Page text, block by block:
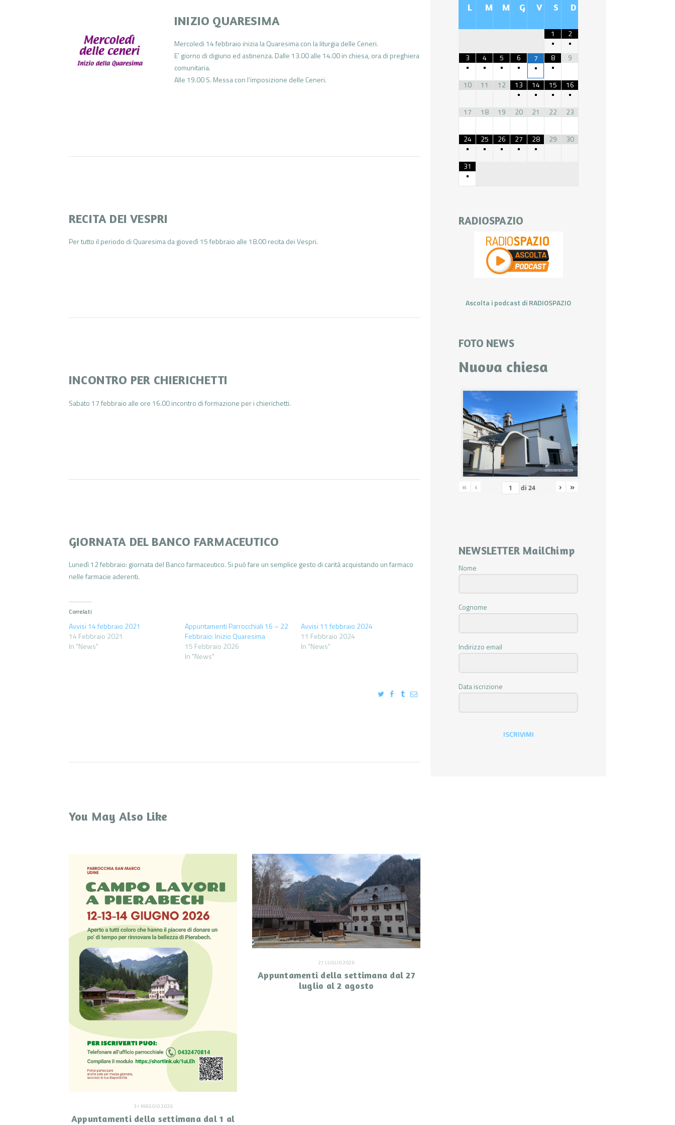
INIZIO QUARESIMA
Mercoledi 14 febbraio inizia la Quaresima con la liturgia delle Ceneri.
E’ giorno di digiuno ed astinenza. Dalle 13.00 alle 14.00 in chiesa, ora di preghiera
comunitaria.
Alle 19.00 S. Messa con l’imposizione delle Ceneri.
RECITA DEI VESPRI
Per tutto il periodo di Quaresima da giovedì 15 febbraio alle 18.00 recita dei Vespri.
INCONTRO PER CHIERICHETTI
Sabato 17 febbraio alle ore 16.00 incontro di formazione per i chierichetti.
GIORNATA DEL BANCO FARMACEUTICO
Lunedì 12 febbraio: giornata del Banco farmaceutico. Si può fare un semplice gesto di carità acquistando un farmaco
nelle farmacie aderenti.
Correlati
Avvisi 14 febbraio 2021
14 Febbraio 2021
In "News"
Appuntamenti Parrocchiali 16 – 22
Febbraio: Inizio Quaresima
15 Febbraio 2026
In "News"
Avvisi 11 febbraio 2024
11 Febbraio 2024
In "News"
You May Also Like
31 MAGGIO 2026
Appuntamenti della settimana dal 1 al
27 LUGLIO 2026
Appuntamenti della settimana dal 27
luglio al 2 agosto
L M M G V S D
1
•
2
•
3
•
4
•
5
•
6
•
7
•
8
•
9
10 11 12
13
•
14
•
15
•
16
•
17
18 19 20 21 22 23
24
•
25
•
26
•
27
•
28
•
29 30
31
•
RADIOSPAZIO
Ascolta i podcast di RADIOSPAZIO
FOTO NEWS
Nuova chiesa
« ‹ di 24 › »
NEWSLETTER MailChimp
Nome
Cognome
Indirizzo email
Data iscrizione
ISCRIVIMI